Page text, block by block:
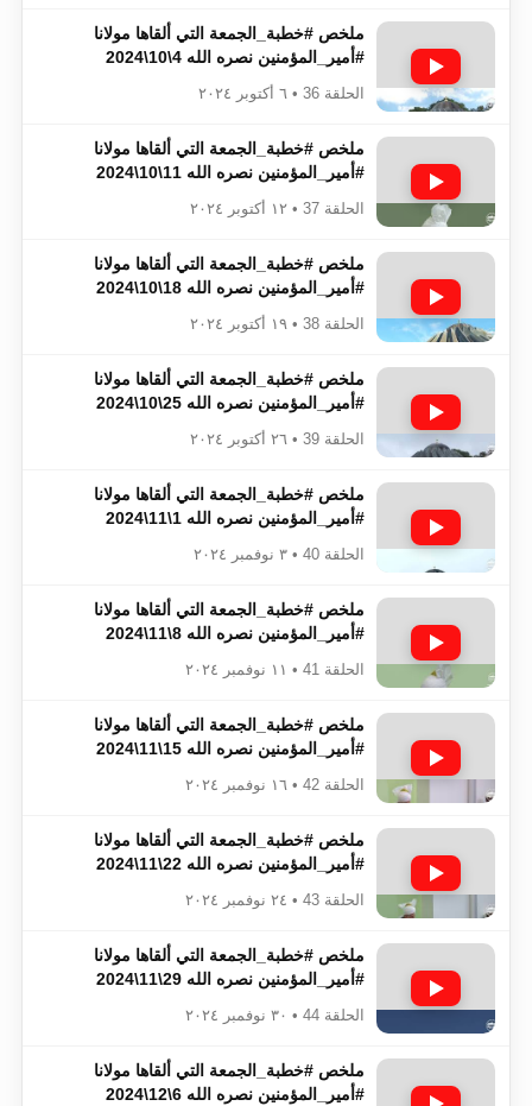
ملخص #خطبة_الجمعة​​​​​​​​​​​​​​ التي ألقاها مولانا
#أمير_المؤمنين​​​​​​​​​​​​​​ نصره الله 4\10\2024
الحلقة 36 • ٦ أكتوبر ٢٠٢٤
ملخص #خطبة_الجمعة​​​​​​​​​​​​​​ التي ألقاها مولانا
#أمير_المؤمنين​​​​​​​​​​​​​​ نصره الله 11\10\2024
الحلقة 37 • ١٢ أكتوبر ٢٠٢٤
ملخص #خطبة_الجمعة​​​​​​​​​​​​​​ التي ألقاها مولانا
#أمير_المؤمنين​​​​​​​​​​​​​​ نصره الله 18\10\2024
الحلقة 38 • ١٩ أكتوبر ٢٠٢٤
ملخص #خطبة_الجمعة​​​​​​​​​​​​​​ التي ألقاها مولانا
#أمير_المؤمنين​​​​​​​​​​​​​​ نصره الله 25\10\2024
الحلقة 39 • ٢٦ أكتوبر ٢٠٢٤
ملخص #خطبة_الجمعة​​​​​​​​​​​​​​ التي ألقاها مولانا
#أمير_المؤمنين​​​​​​​​​​​​​​ نصره الله 1\11\2024
الحلقة 40 • ٣ نوفمبر ٢٠٢٤
ملخص #خطبة_الجمعة​​​​​​​​​​​​​​ التي ألقاها مولانا
#أمير_المؤمنين​​​​​​​​​​​​​​ نصره الله 8\11\2024
الحلقة 41 • ١١ نوفمبر ٢٠٢٤
ملخص #خطبة_الجمعة​​​​​​​​​​​​​​ التي ألقاها مولانا
#أمير_المؤمنين​​​​​​​​​​​​​​ نصره الله 15\11\2024
الحلقة 42 • ١٦ نوفمبر ٢٠٢٤
ملخص #خطبة_الجمعة​​​​​​​​​​​​​​ التي ألقاها مولانا
#أمير_المؤمنين​​​​​​​​​​​​​​ نصره الله 22\11\2024
الحلقة 43 • ٢٤ نوفمبر ٢٠٢٤
ملخص #خطبة_الجمعة​​​​​​​​​​​​​​ التي ألقاها مولانا
#أمير_المؤمنين​​​​​​​​​​​​​​ نصره الله 29\11\2024
الحلقة 44 • ٣٠ نوفمبر ٢٠٢٤
ملخص #خطبة_الجمعة​​​​​​​​​​​​​​ التي ألقاها مولانا
#أمير_المؤمنين​​​​​​​​​​​​​​ نصره الله 6\12\2024